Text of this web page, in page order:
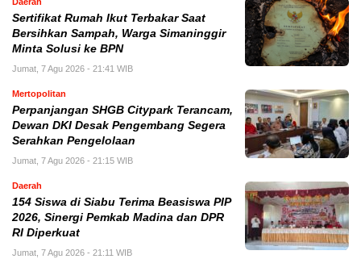
Sertifikat Rumah Ikut Terbakar Saat
Bersihkan Sampah, Warga Simaninggir
Minta Solusi ke BPN
Jumat, 7 Agu 2026 - 21:41 WIB
Mertopolitan
Perpanjangan SHGB Citypark Terancam,
Dewan DKI Desak Pengembang Segera
Serahkan Pengelolaan
Jumat, 7 Agu 2026 - 21:15 WIB
Daerah
154 Siswa di Siabu Terima Beasiswa PIP
2026, Sinergi Pemkab Madina dan DPR
RI Diperkuat
Jumat, 7 Agu 2026 - 21:11 WIB